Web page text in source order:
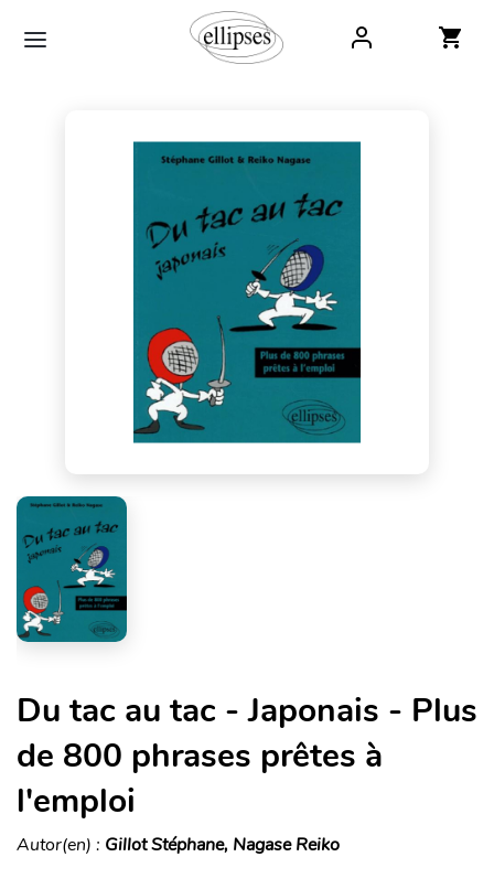
Du tac au tac - Japonais - Plus
de 800 phrases prêtes à
l'emploi
Autor(en) : Gillot Stéphane, Nagase Reiko